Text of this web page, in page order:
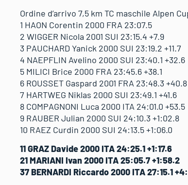
Ordine d’arrivo 7,5 km TC maschile Alpen
1 HAON Corentin 2000 FRA 23:07.5
2 WIGGER Nicola 2001 SUI 23:15.4 +7.9
3 PAUCHARD Yanick 2000 SUI 23:19.2 +11.7
4 NAEPFLIN Avelino 2000 SUI 23:40.1 +32.6
5 MILICI Brice 2000 FRA 23:45.6 +38.1
6 ROUSSET Gaspard 2001 FRA 23:48.3 +40.8
7 HARTWEG Niklas 2000 SUI 23:49.1 +41.6
8 COMPAGNONI Luca 2000 ITA 24:01.0 +53.5
9 RAUBER Julian 2000 SUI 24:10.3 +1:02.8
10 RAEZ Curdin 2000 SUI 24:13.5 +1:06.0
11 GRAZ Davide 2000 ITA 24:25.1 +1:17.6
21 MARIANI Ivan 2000 ITA 25:05.7 +1:58.2
37 BERNARDI Riccardo 2000 ITA 27:15.1